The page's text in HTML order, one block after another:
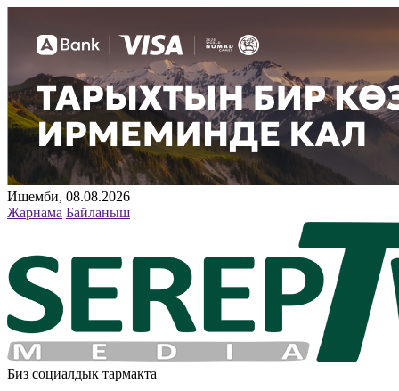
Ишемби, 08.08.2026
Жарнама Байланыш
Биз социалдык тармакта